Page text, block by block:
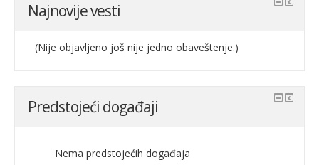
Najnovije vesti
(Nije objavljeno još nije jedno obaveštenje.)
Predstojeći događaji
Nema predstojećih događaja